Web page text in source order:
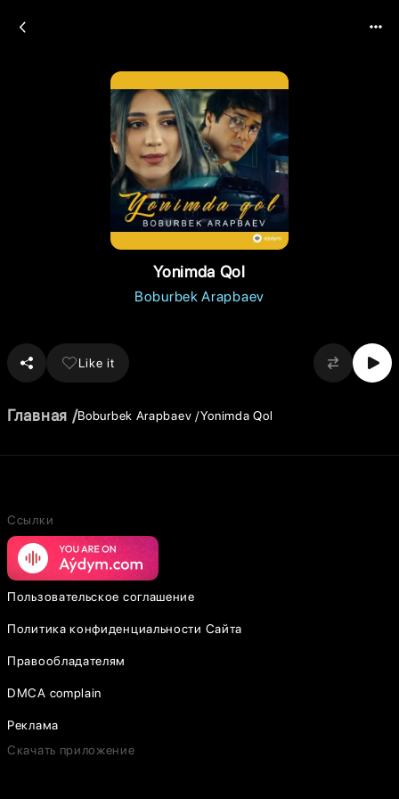
Yonimda Qol
Boburbek Arapbaev
Like it
Главная Boburbek Arapbaev Yonimda Qol
Ссылки
Пользовательское соглашение
Политика конфиденциальности Сайта
Правообладателям
DMCA complain
Реклама
Скачать приложение